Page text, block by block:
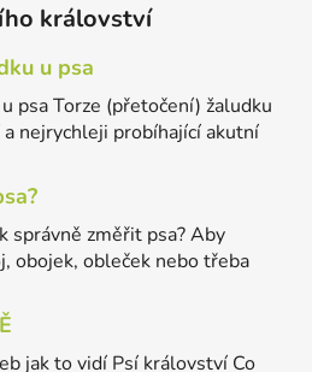
království
u psa
psa Torze (přetočení) žaludku
nejrychleji probíhající akutní
správně změřit psa? Aby
obojek, obleček nebo třeba
jak to vidí Psí království Co